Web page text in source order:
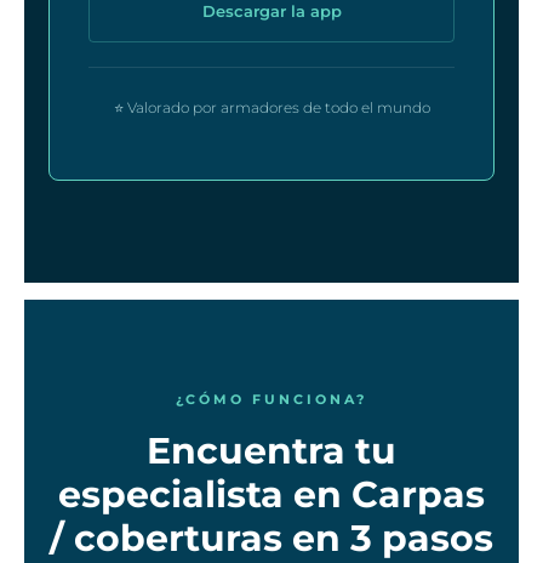
Descargar la app
⭐ Valorado por armadores de todo el mundo
¿CÓMO FUNCIONA?
Encuentra tu
especialista en Carpas
/ coberturas en 3 pasos